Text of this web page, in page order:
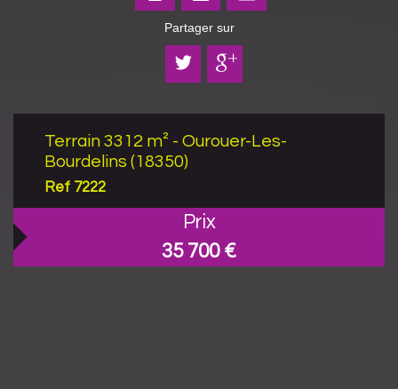
Partager sur
Terrain 3312 m² - Ourouer-Les-
Bourdelins (18350)
Ref 7222
Prix
35 700 €